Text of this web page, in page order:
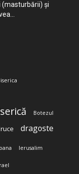
(masturbării) şi
Botezul
dragoste
Ierusalim